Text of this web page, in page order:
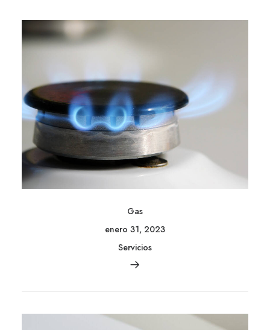
Gas
enero 31, 2023
Servicios